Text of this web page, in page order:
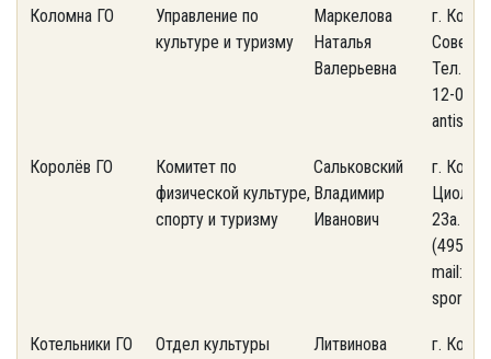
Коломна ГО
Управление по
культуре и туризму
Маркелова
Наталья
Валерьевна
г.
Тел. +7
12-00.
Королёв ГО
Комитет по
физической культуре,
спорту и туризму
Сальковский
Владимир
Иванович
г.
23а.
(495)
mail:
Котельники ГО Отдел культуры
Литвинова
г.